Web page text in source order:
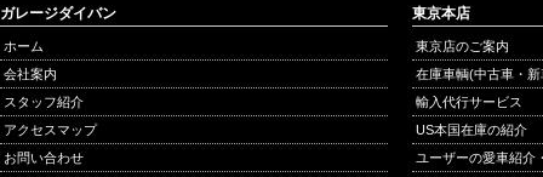
ガレージダイバン
ホーム
会社案内
スタッフ紹介
アクセスマップ
お問い合わせ
東京本店
東京店のご案内
在庫車輌(中古車・
輸入代行サービス
US本国在庫の紹介
ユーザーの愛車紹介